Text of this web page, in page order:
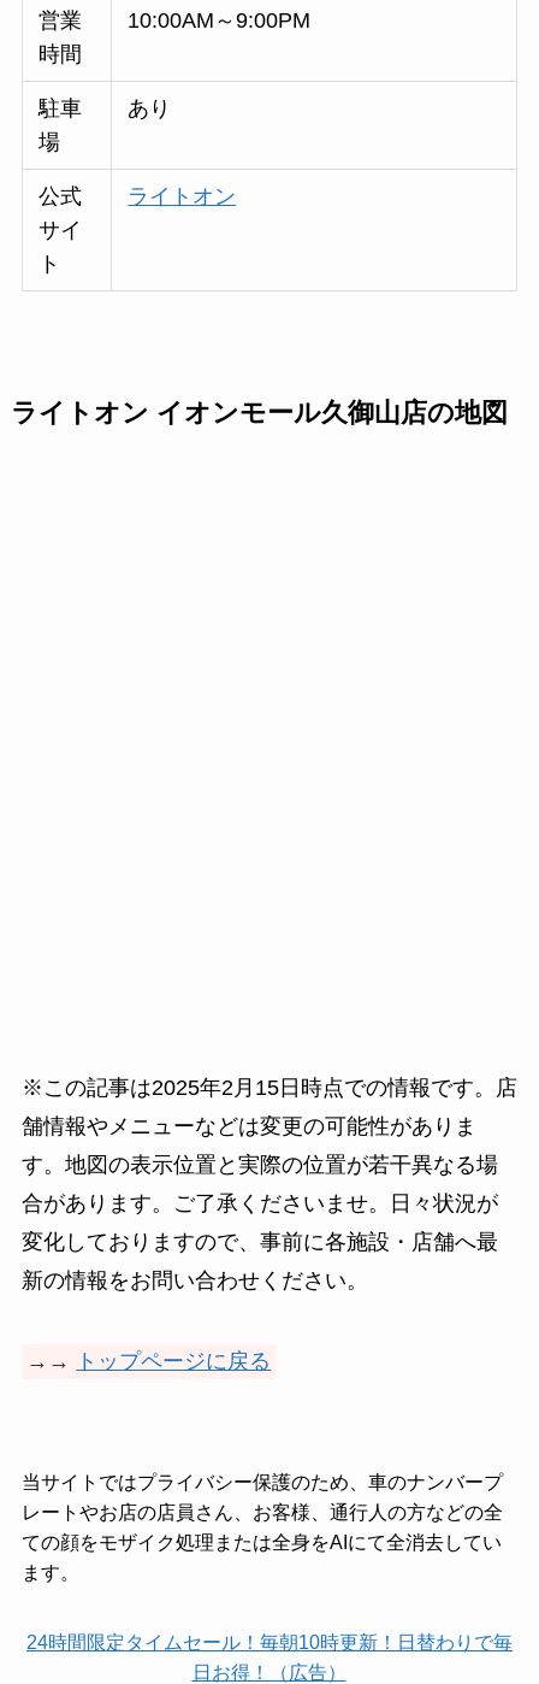
営業
時間
10:00AM～9:00PM
駐車
場
あり
公式
サイ
ト
ライトオン
ライトオン イオンモール久御山店の地図
※この記事は2025年2月15日時点での情報です。店
舗情報やメニューなどは変更の可能性がありま
す。地図の表示位置と実際の位置が若干異なる場
合があります。ご了承くださいませ。日々状況が
変化しておりますので、事前に各施設・店舗へ最
新の情報をお問い合わせください。
→→ トップページに戻る
当サイトではプライバシー保護のため、車のナンバープ
レートやお店の店員さん、お客様、通行人の方などの全
ての顔をモザイク処理または全身をAIにて全消去してい
ます。
24時間限定タイムセール！毎朝10時更新！日替わりで毎
日お得！（広告）